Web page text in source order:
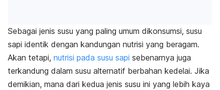
Sebagai jenis susu yang paling umum dikonsumsi, susu
sapi identik dengan kandungan nutrisi yang beragam.
Akan tetapi, nutrisi pada susu sapi sebenarnya juga
terkandung dalam susu alternatif berbahan kedelai. Jika
demikian, mana dari kedua jenis susu ini yang lebih kaya